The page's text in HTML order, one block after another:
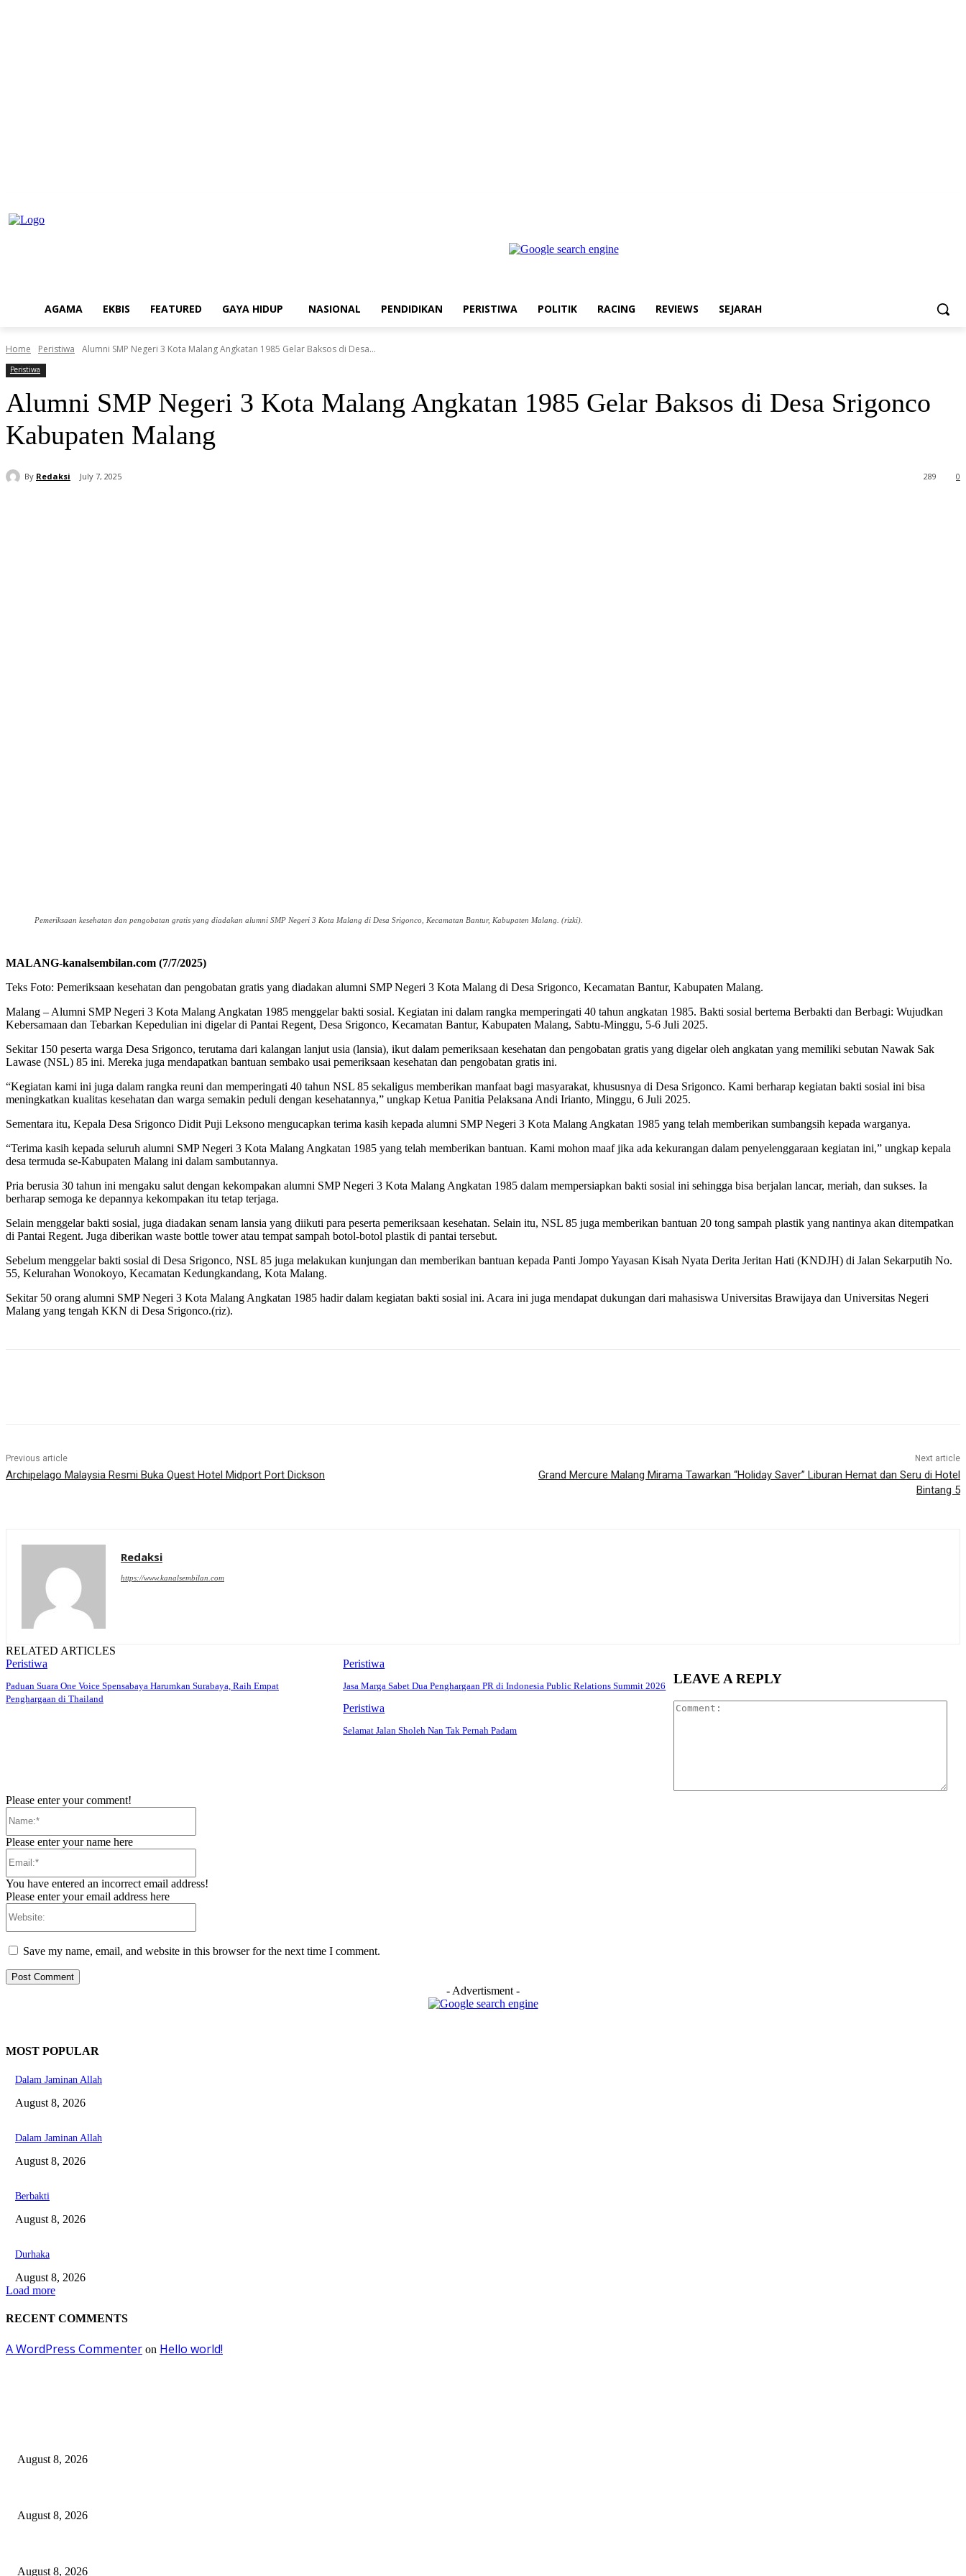
AGAMA EKBIS FEATURED GAYA HIDUP NASIONAL PENDIDIKAN PERISTIWA POLITIK RACING REVIEWS SEJARAH
Home Peristiwa Alumni SMP Negeri 3 Kota Malang Angkatan 1985 Gelar Baksos di Desa...
Peristiwa
Alumni SMP Negeri 3 Kota Malang Angkatan 1985 Gelar Baksos di Desa Srigonco
Kabupaten Malang
By Redaksi July 7, 2025 0
289
Pemeriksaan kesehatan dan pengobatan gratis yang diadakan alumni SMP Negeri 3 Kota Malang di Desa Srigonco, Kecamatan Bantur, Kabupaten Malang. (rizki).
MALANG-kanalsembilan.com (7/7/2025)
Teks Foto: Pemeriksaan kesehatan dan pengobatan gratis yang diadakan alumni SMP Negeri 3 Kota Malang di Desa Srigonco, Kecamatan Bantur, Kabupaten Malang.
Malang – Alumni SMP Negeri 3 Kota Malang Angkatan 1985 menggelar bakti sosial. Kegiatan ini dalam rangka memperingati 40 tahun angkatan 1985. Bakti sosial bertema Berbakti dan Berbagi: Wujudkan
Kebersamaan dan Tebarkan Kepedulian ini digelar di Pantai Regent, Desa Srigonco, Kecamatan Bantur, Kabupaten Malang, Sabtu-Minggu, 5-6 Juli 2025.
Sekitar 150 peserta warga Desa Srigonco, terutama dari kalangan lanjut usia (lansia), ikut dalam pemeriksaan kesehatan dan pengobatan gratis yang digelar oleh angkatan yang memiliki sebutan Nawak Sak
Lawase (NSL) 85 ini. Mereka juga mendapatkan bantuan sembako usai pemeriksaan kesehatan dan pengobatan gratis ini.
“Kegiatan kami ini juga dalam rangka reuni dan memperingati 40 tahun NSL 85 sekaligus memberikan manfaat bagi masyarakat, khususnya di Desa Srigonco. Kami berharap kegiatan bakti sosial ini bisa
meningkatkan kualitas kesehatan dan warga semakin peduli dengan kesehatannya,” ungkap Ketua Panitia Pelaksana Andi Irianto, Minggu, 6 Juli 2025.
Sementara itu, Kepala Desa Srigonco Didit Puji Leksono mengucapkan terima kasih kepada alumni SMP Negeri 3 Kota Malang Angkatan 1985 yang telah memberikan sumbangsih kepada warganya.
“Terima kasih kepada seluruh alumni SMP Negeri 3 Kota Malang Angkatan 1985 yang telah memberikan bantuan. Kami mohon maaf jika ada kekurangan dalam penyelenggaraan kegiatan ini,” ungkap kepala
desa termuda se-Kabupaten Malang ini dalam sambutannya.
Pria berusia 30 tahun ini mengaku salut dengan kekompakan alumni SMP Negeri 3 Kota Malang Angkatan 1985 dalam mempersiapkan bakti sosial ini sehingga bisa berjalan lancar, meriah, dan sukses. Ia
berharap semoga ke depannya kekompakan itu tetap terjaga.
Selain menggelar bakti sosial, juga diadakan senam lansia yang diikuti para peserta pemeriksaan kesehatan. Selain itu, NSL 85 juga memberikan bantuan 20 tong sampah plastik yang nantinya akan ditempatkan
di Pantai Regent. Juga diberikan waste bottle tower atau tempat sampah botol-botol plastik di pantai tersebut.
Sebelum menggelar bakti sosial di Desa Srigonco, NSL 85 juga melakukan kunjungan dan memberikan bantuan kepada Panti Jompo Yayasan Kisah Nyata Derita Jeritan Hati (KNDJH) di Jalan Sekarputih No.
55, Kelurahan Wonokoyo, Kecamatan Kedungkandang, Kota Malang.
Sekitar 50 orang alumni SMP Negeri 3 Kota Malang Angkatan 1985 hadir dalam kegiatan bakti sosial ini. Acara ini juga mendapat dukungan dari mahasiswa Universitas Brawijaya dan Universitas Negeri
Malang yang tengah KKN di Desa Srigonco.(riz).
Previous article
Archipelago Malaysia Resmi Buka Quest Hotel Midport Port Dickson
Next article
Grand Mercure Malang Mirama Tawarkan “Holiday Saver” Liburan Hemat dan Seru di Hotel
Bintang 5
Redaksi
https://www.kanalsembilan.com
RELATED ARTICLES
Peristiwa
Paduan Suara One Voice Spensabaya Harumkan Surabaya, Raih Empat
Penghargaan di Thailand
Peristiwa
Jasa Marga Sabet Dua Penghargaan PR di Indonesia Public Relations Summit 2026
Peristiwa
Selamat Jalan Sholeh Nan Tak Pernah Padam
LEAVE A REPLY
Please enter your comment!
Please enter your name here
You have entered an incorrect email address!
Please enter your email address here
Save my name, email, and website in this browser for the next time I comment.
- Advertisment -
MOST POPULAR
Dalam Jaminan Allah
August 8, 2026
Dalam Jaminan Allah
August 8, 2026
Berbakti
August 8, 2026
Durhaka
August 8, 2026
Load more
RECENT COMMENTS
A WordPress Commenter on Hello world!
August 8, 2026
August 8, 2026
August 8, 2026